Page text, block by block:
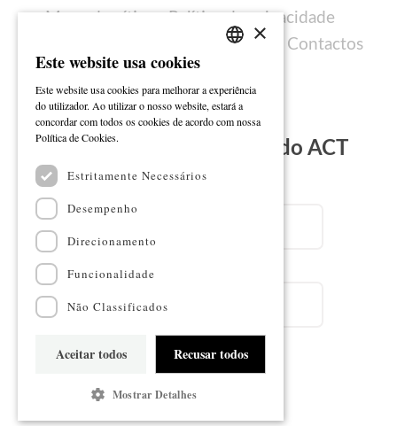
Política de privacidade
Ficha técnica Contactos
Subscreva a Newsletter do ACT
Subscrever
Mapa do sítio
ENGLISH
×
Este website usa cookies
Este website usa cookies para melhorar a experiência
do utilizador. Ao utilizar o nosso website, estará a
concordar com todos os cookies de acordo com nossa
Política de Cookies.
Estritamente Necessários
Desempenho
Direcionamento
Funcionalidade
Não Classificados
Aceitar todos Recusar todos
Mostrar Detalhes